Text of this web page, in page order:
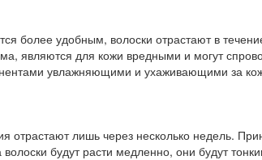
более удобным, волоски отрастают в
являются для кожи вредными и могут
увлажняющими и ухаживающими за
лишь через несколько недель.
будут расти медленно, они будут